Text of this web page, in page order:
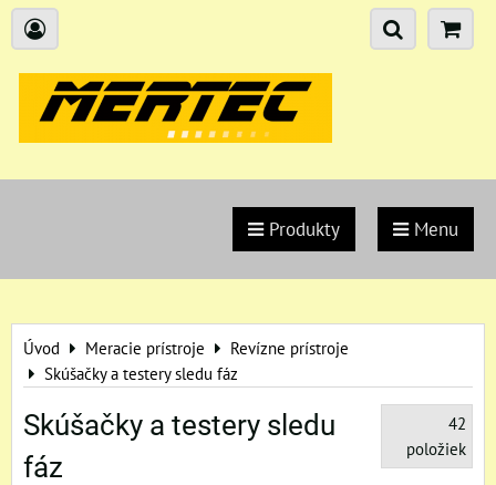
Produkty Menu
Úvod Meracie prístroje
Revízne prístroje
Skúšačky a testery sledu fáz
Skúšačky a testery sledu
fáz
42
položiek